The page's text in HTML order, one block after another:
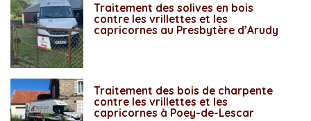
Traitement des solives en bois
contre les vrillettes et les
capricornes au Presbytère d’Arudy
Traitement des bois de charpente
contre les vrillettes et les
capricornes à Poey-de-Lescar